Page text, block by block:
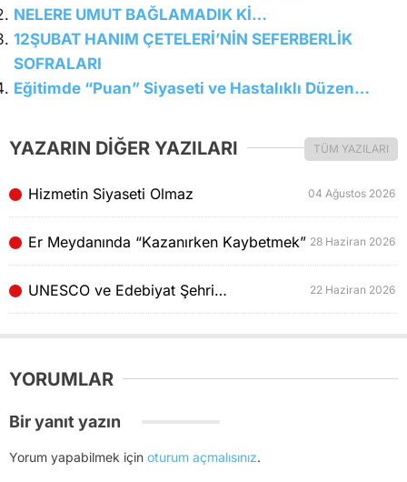
NELERE UMUT BAĞLAMADIK Kİ…
12ŞUBAT HANIM ÇETELERİ’NİN SEFERBERLİK
SOFRALARI
Eğitimde “Puan” Siyaseti ve Hastalıklı Düzen…
YAZARIN DİĞER YAZILARI TÜM YAZILARI
Hizmetin Siyaseti Olmaz 04 Ağustos 2026
Er Meydanında “Kazanırken Kaybetmek” 28 Haziran 2026
UNESCO ve Edebiyat Şehri… 22 Haziran 2026
YORUMLAR
Bir yanıt yazın
Yorum yapabilmek için oturum açmalısınız.